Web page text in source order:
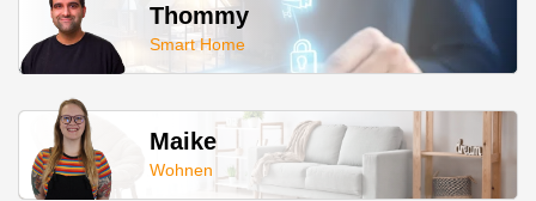
Thommy
Smart Home
Maike
Wohnen